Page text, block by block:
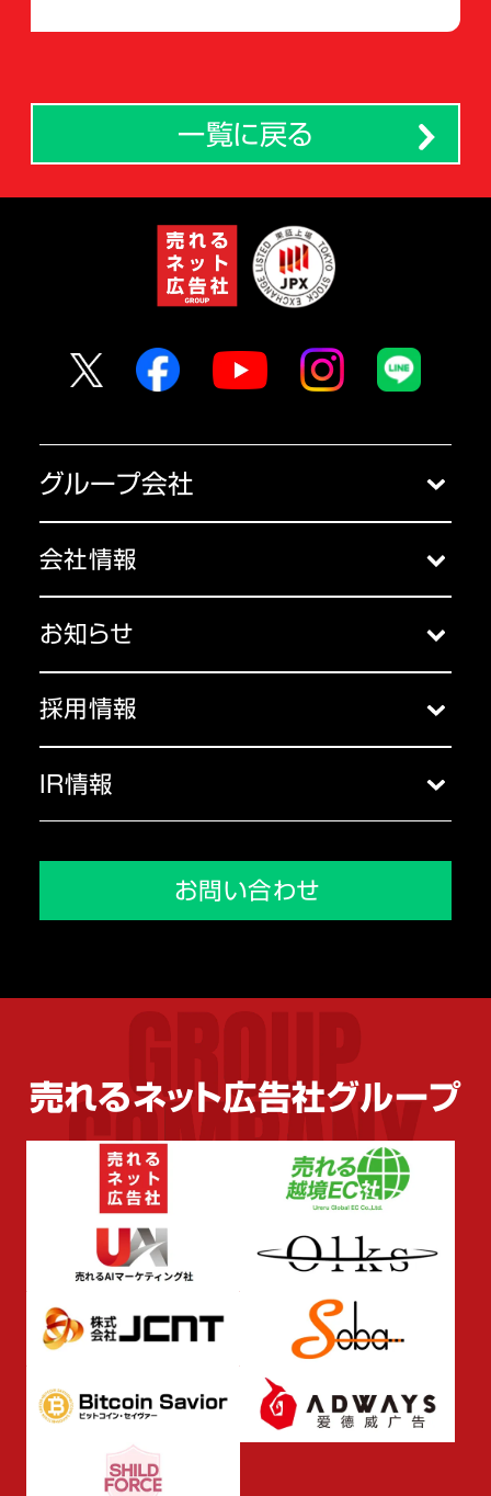
一覧に戻る
グループ会社
売れる越境EC社
JCNT
SOBAプロジェクト
ビットコイン・セイヴァー
愛徳威広告(上海)有限公司
SHILD FORCE
会社情報
お知らせ
採用情報
会社を知る
人を知る
IR情報
IRニュース
株式情報
株主還元
IRライブラリ
IRカレンダー
よくあるご質問
IR免責事項
成長戦略
お問い合わせ
売れるネット広告社グループ